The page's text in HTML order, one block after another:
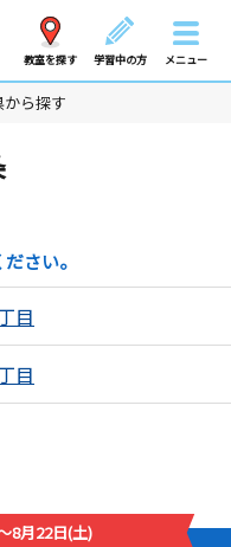
教室を探す 学習中の方 メニュー
ら探す
さい。
目
目
8月22日(土)